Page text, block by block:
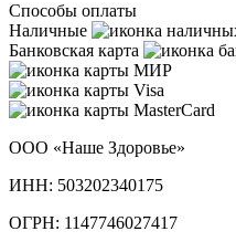
Способы оплаты
Наличные
Банковская карта
ООО «Наше Здоровье»
ИНН: 503202340175
ОГРН: 1147746027417